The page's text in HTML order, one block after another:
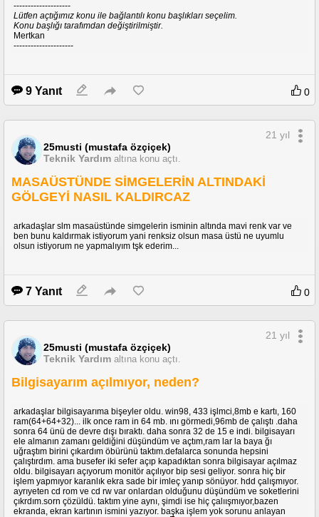
--------------------
Lütfen açtığımız konu ile bağlantılı konu başlıkları seçelim.
Konu başlığı tarafımdan değiştirilmiştir.
Mertkan
---------------------
9 Yanıt 0
25musti (mustafa özçiçek)
Teknik Yardım altına konu açtı.
21 yıl
MASAÜSTÜNDE SİMGELERİN ALTINDAKİ
GÖLGEYİ NASIL KALDIRCAZ
arkadaşlar slm masaüstünde simgelerin isminin altında mavi renk var ve
ben bunu kaldırmak istiyorum yani renksiz olsun masa üstü ne uyumlu
olsun istiyorum ne yapmalıyım tşk ederim...
7 Yanıt 0
25musti (mustafa özçiçek)
Teknik Yardım altına konu açtı.
21 yıl
Bilgisayarım açılmıyor, neden?
arkadaşlar bilgisayarıma bişeyler oldu. win98, 433 işlmci,8mb e kartı, 160
ram(64+64+32)... ilk once ram in 64 mb. ını görmedi,96mb de çalıştı .daha
sonra 64 ünü de devre dışı bıraktı. daha sonra 32 de 15 e indi. bilgisayarı
ele almanın zamanı geldiğini düşündüm ve açtım,ram lar la baya ğı
uğraştım birini çıkardım öbürünü taktım.defalarca sonunda hepsini
çalıştırdım. ama busefer iki sefer açıp kapadıktan sonra bilgisayar açılmaz
oldu. bilgisayarı açıyorum monitör açılıyor bip sesi geliyor. sonra hiç bir
işlem yapmıyor karanlık ekra sade bir imleç yanıp sönüyor. hdd çalışmıyor.
ayrıyeten cd rom ve cd rw var onlardan olduğunu düşündüm ve soketlerini
çıkrdım.sorn çözüldü. taktım yine aynı, şimdi ise hiç çalıışmıyor,bazen
ekranda, ekran kartının ismini yazıyor. başka işlem yok sorunu anlayan